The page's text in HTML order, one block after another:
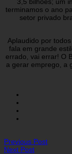
terminamos o ano
setor privado
Aplaudido por
fala em grande
errado, vai errar! O
a gerar emprego, a
Previous Post
Next Post